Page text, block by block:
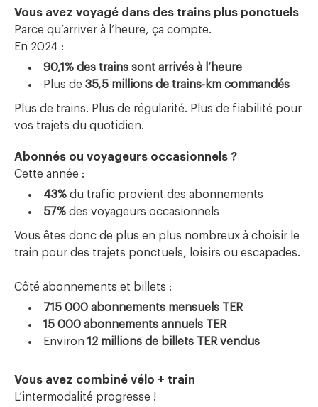
Vous avez voyagé dans des trains plus ponctuels
Parce qu’arriver à l’heure, ça compte.
En 2024 :
90,1% des trains sont arrivés à l’heure
Plus de 35,5 millions de trains-km commandés
Plus de trains. Plus de régularité. Plus de fiabilité pour
vos trajets du quotidien.
Abonnés ou voyageurs occasionnels ?
Cette année :
43% du trafic provient des abonnements
57% des voyageurs occasionnels
Vous êtes donc de plus en plus nombreux à choisir le
train pour des trajets ponctuels, loisirs ou escapades.
Côté abonnements et billets :
715 000 abonnements mensuels TER
15 000 abonnements annuels TER
Environ 12 millions de billets TER vendus
Vous avez combiné vélo + train
L’intermodalité progresse !